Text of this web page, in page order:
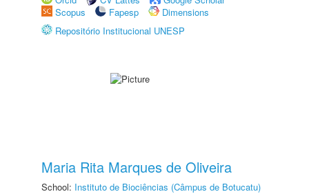
Scopus
Fapesp
Dimensions
Repositório Institucional UNESP
Maria Rita Marques de Oliveira
School: Instituto de Biociências (Câmpus de Botucatu)